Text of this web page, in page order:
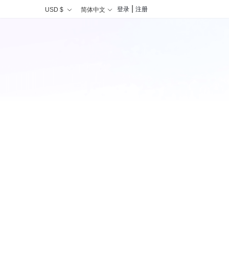
USD $ 简体中文 登录 注册